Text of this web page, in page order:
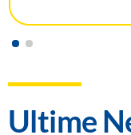
Ultime